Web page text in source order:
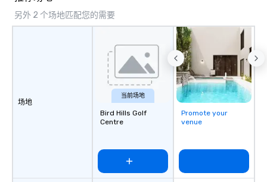
around the way your
and can be tailored
challenges and goals.
engage in
build communication,
and enhance skills
problem solving,
together. Team building and bonding
exciting, driven,
generate a genuine
另外 2 个场地匹配您的需要
场地
当前场地
Bird Hills Golf
Centre
Promote your
venue